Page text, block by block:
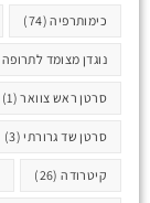
כימותרפיה(74)
נוגדן מצומד לתרופה
סרטן ראש צוואר(1)
סרטן שד גרורתי(3)
קיטרודה(26)